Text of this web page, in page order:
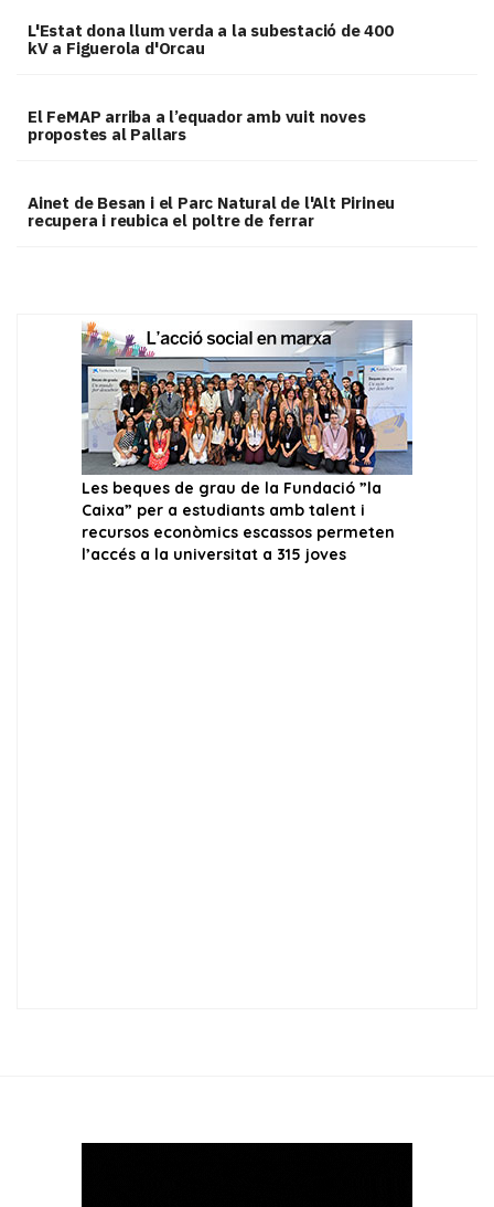
L'Estat dona llum verda a la subestació de 400
kV a Figuerola d'Orcau
El FeMAP arriba a l’equador amb vuit noves
propostes al Pallars
Ainet de Besan i el Parc Natural de l'Alt Pirineu
recupera i reubica el poltre de ferrar